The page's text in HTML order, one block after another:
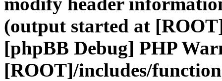
(output started at
[phpBB Debug] PHP
[ROOT]/includes/